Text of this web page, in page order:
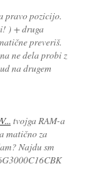
pravo pozicijo.
) + druga
preveriš.
ne dela probi z
na drugem
tvojga RAM-a
matično za
Najdu sm